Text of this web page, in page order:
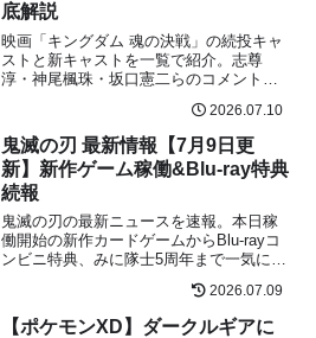
底解説
映画「キングダム 魂の決戦」の続投キャ
ストと新キャストを一覧で紹介。志尊
淳・神尾楓珠・坂口憲二らのコメントや
2026.07.10
鬼滅の刃 最新情報【7月9日更
新】新作ゲーム稼働&Blu-ray特典
続報
鬼滅の刃の最新ニュースを速報。本日稼
働開始の新作カードゲームからBlu-rayコ
ンビニ特典、みに隊士5周年まで一気に解
2026.07.09
【ポケモンXD】ダークルギアに